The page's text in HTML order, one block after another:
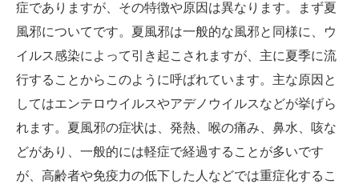
症でありますが、その特徴や原因は異なります。まず夏
風邪についてです。夏風邪は一般的な風邪と同様に、ウ
イルス感染によって引き起こされますが、主に夏季に流
行することからこのように呼ばれています。主な原因と
してはエンテロウイルスやアデノウイルスなどが挙げら
れます。夏風邪の症状は、発熱、喉の痛み、鼻水、咳な
どがあり、一般的には軽症で経過することが多いです
が、高齢者や免疫力の低下した人などでは重症化するこ